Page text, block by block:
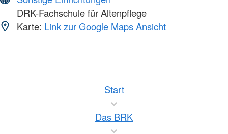
DRK-Fachschule für Altenpflege
Karte: Link zur Google Maps Ansicht
Start
Das BRK